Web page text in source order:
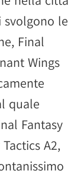
svolgono le
Final
Wings
quale
Fantasy
A2,